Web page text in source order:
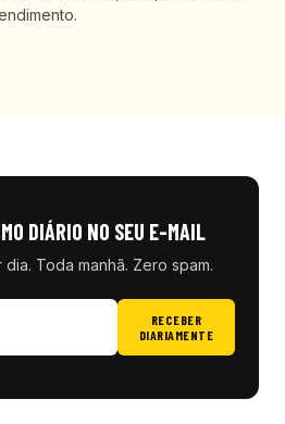
DIÁRIO NO SEU E-MAIL
Toda manhã. Zero spam.
RECEBER
DIARIAMENTE